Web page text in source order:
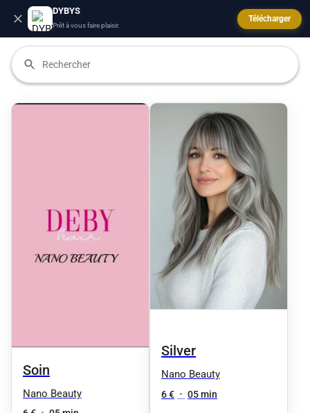
DYBYS
Prêt à vous faire plaisir.
Télécharger
Soin
Nano Beauty
Silver
Nano Beauty
6 € • 05 min